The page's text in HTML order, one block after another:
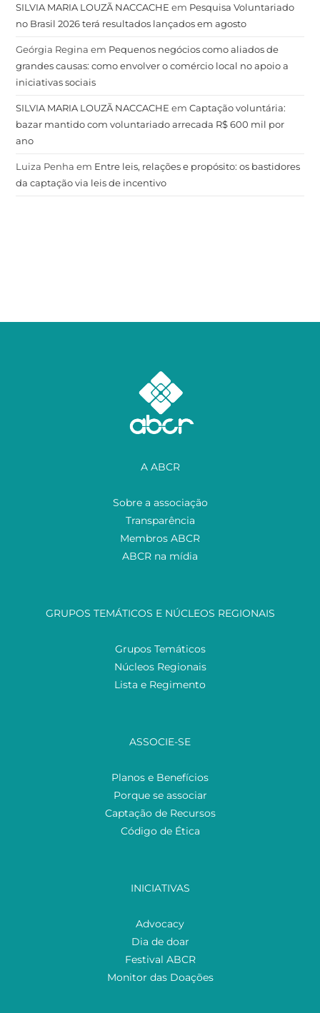
SILVIA MARIA LOUZÃ NACCACHE em Pesquisa Voluntariado
no Brasil 2026 terá resultados lançados em agosto
Geórgia Regina em Pequenos negócios como aliados de
grandes causas: como envolver o comércio local no apoio a
iniciativas sociais
SILVIA MARIA LOUZÃ NACCACHE emCaptação voluntária:
bazar mantido com voluntariado arrecada R$ 600 mil por
ano
Luiza Penha em Entre leis, relações e propósito: os bastidores
da captação via leis de incentivo
A ABCR
Sobre a associação
Transparência
Membros ABCR
ABCR na mídia
GRUPOS TEMÁTICOS E NÚCLEOS REGIONAIS
Grupos Temáticos
Núcleos Regionais
Lista e Regimento
ASSOCIE-SE
Planos e Benefícios
Porque se associar
Captação de Recursos
Código de Ética
INICIATIVAS
Advocacy
Dia de doar
Festival ABCR
Monitor das Doações